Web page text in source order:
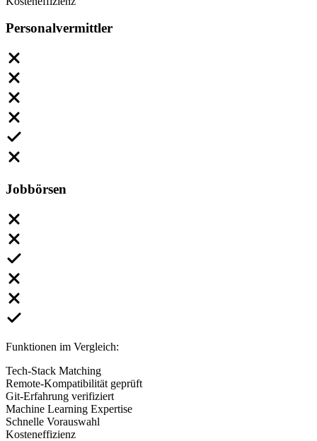
Personalvermittler
Jobbörsen
Funktionen im Vergleich:
Tech-Stack Matching
Remote-Kompatibilität geprüft
Git-Erfahrung verifiziert
Machine Learning Expertise
Schnelle Vorauswahl
Kosteneffizienz